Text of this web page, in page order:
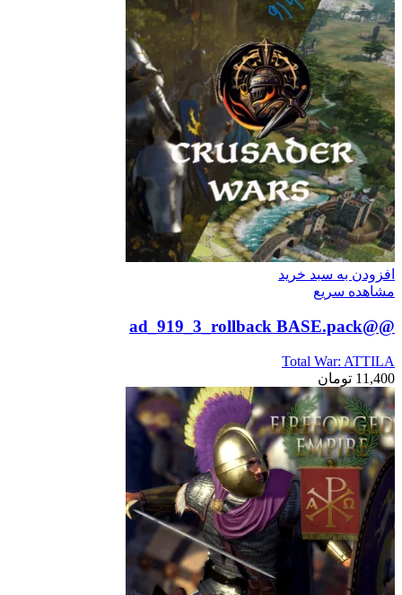
افزودن به سبد خرید
مشاهده سریع
@@ad_919_3_rollback BASE.pack
Total War: ATTILA
11,400 تومان